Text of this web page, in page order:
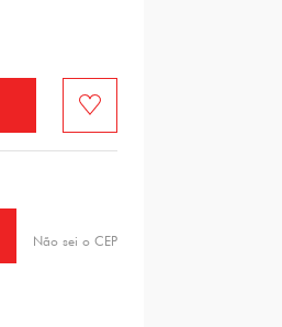
Favorito
Não sei o CEP